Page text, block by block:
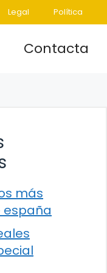
Legal Política
Contacta
más